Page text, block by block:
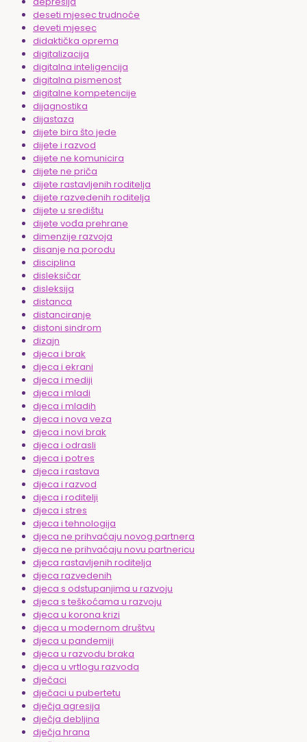
deseti mjesec trudnoće
deveti mjesec
didaktička oprema
digitalizacija
digitalna inteligencija
digitalna pismenost
digitalne kompetencije
dijagnostika
dijastaza
dijete bira što jede
dijete i razvod
dijete ne komunicira
dijete ne priča
dijete rastavljenih roditelja
dijete razvedenih roditelja
dijete u središtu
dijete vođa prehrane
dimenzije razvoja
disanje na porodu
disciplina
disleksičar
disleksija
distanca
distanciranje
distoni sindrom
dizajn
djeca i brak
djeca i ekrani
djeca i mediji
djeca i mladi
djeca i mladih
djeca i nova veza
djeca i novi brak
djeca i odrasli
djeca i potres
djeca i rastava
djeca i razvod
djeca i roditelji
djeca i stres
djeca i tehnologija
djeca ne prihvaćaju novog partnera
djeca ne prihvaćaju novu partnericu
djeca rastavljenih roditelja
djeca razvedenih
djeca s odstupanjima u razvoju
djeca s teškoćama u razvoju
djeca u korona krizi
djeca u modernom društvu
djeca u pandemiji
djeca u razvodu braka
djeca u vrtlogu razvoda
dječaci
dječaci u pubertetu
dječja agresija
dječja debljina
dječja hrana